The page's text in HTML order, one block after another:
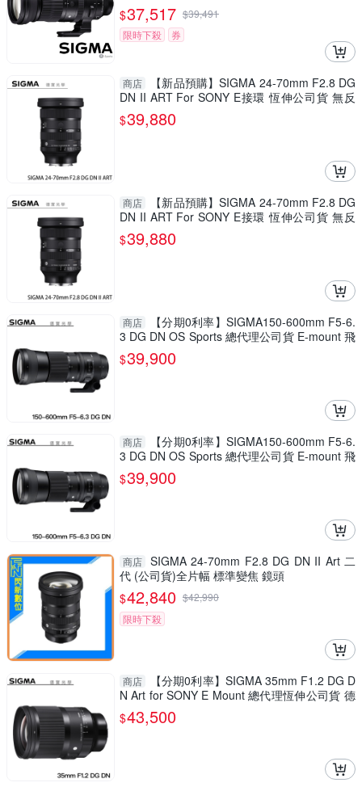
羽攝影 拍鳥
$37,517 $39,491
限時下殺
券
商店
【新品預購】SIGMA 24-70mm F2.8 DG
DN II ART For SONY E接環 恆伸公司貨 無反
專用 德寶光學 大三元
$39,880
商店
【新品預購】SIGMA 24-70mm F2.8 DG
DN II ART For SONY E接環 恆伸公司貨 無反
專用 德寶光學 大三元
$39,880
商店
【分期0利率】SIGMA150-600mm F5-6.
3 DG DN OS Sports 總代理公司貨 E-mount 飛
羽 追星 棒球 必備
$39,900
商店
【分期0利率】SIGMA150-600mm F5-6.
3 DG DN OS Sports 總代理公司貨 E-mount 飛
羽 追星 棒球 必備
$39,900
商店 SIGMA 24-70mm F2.8 DG DN II Art 二
代 (公司貨)全片幅 標準變焦 鏡頭
$42,840 $42,990
限時下殺
商店
【分期0利率】SIGMA 35mm F1.2 DG D
N Art for SONY E Mount 總代理恆伸公司貨 德
寶光學 大光圈 雲海季
$43,500